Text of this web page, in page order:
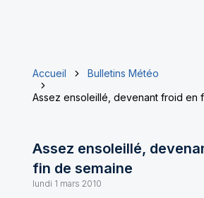
Accueil
Bulletins Météo
Assez ensoleillé, devenant froid en
Assez ensoleillé,
fin de semaine
lundi 1 mars 2010